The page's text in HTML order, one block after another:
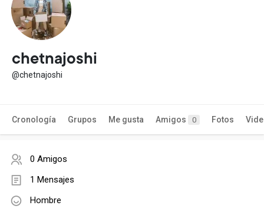
chetnajoshi
@chetnajoshi
Cronología Grupos Me gusta Amigos 0 Fotos
0 Amigos
1 Mensajes
Hombre